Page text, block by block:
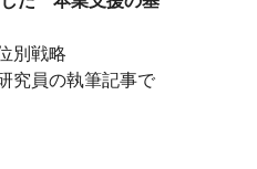
別戦略
究員の執筆記事で